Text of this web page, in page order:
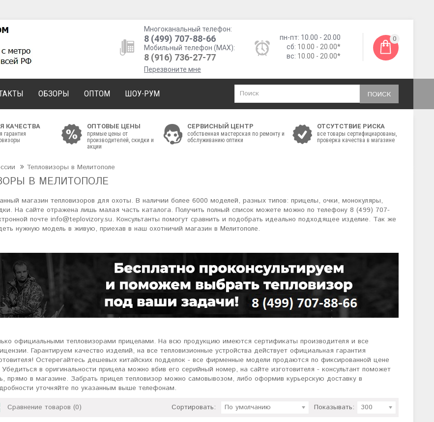
Многоканальный телефон:
8 (499) 707-88-66
Мобильный телефон (MAX):
8 (916) 736-27-77
Перезвоните мне
пн-пт: 10.00 - 20.00
сб: 10.00 - 20.00*
вс: 10.00 - 20.00*
0
ПОИСК
ОБЗОРЫ ОПТОМ ШОУ-РУМ
КАЧЕСТВА
гарантия
ОПТОВЫЕ ЦЕНЫ
прямые цены от
производителей, скидки и
акции
СЕРВИСНЫЙ ЦЕНТР
собственная мастерская по ремонту и
обслуживанию оптики
ОТСУТСТВИЕ РИСКА
все товары сертифициарованы,
проверка качества в магазине
Тепловизоры в Мелитополе
В МЕЛИТОПОЛЕ
магазин тепловизоров для охоты. В наличии более 6000 моделей, разных типов: прицелы, очки, монокуляры,
На сайте отражена лишь малая часть каталога. Получить полный список можете можно по телефону 8 (499) 707-
почте info@teplovizory.su. Консультанты помогут сравнить и подобрать идеально подходящее изделие. Так же
нужную модель в живую, приехав в наш охотничий магазин в Мелитополе.
официальными тепловизорами прицелами. На всю продукцию имеются сертификаты производителя и все
Гарантируем качество изделий, на все тепловизионные устройства действует официальная гарантия
Остерегайтесь дешевых китайских подделок - все фирменные модели продаются по фиксированной цене
в оригинальности прицела можно вбив его серийный номер, на сайте изготовителя - консультант поможет
прямо в магазине. Забрать прицел тепловизор можно самовывозом, либо оформив курьерскую доставку в
уточняйте по указанным выше телефонам.
Сравнение товаров (0)
Сортировать: По умолчанию Показывать: 300